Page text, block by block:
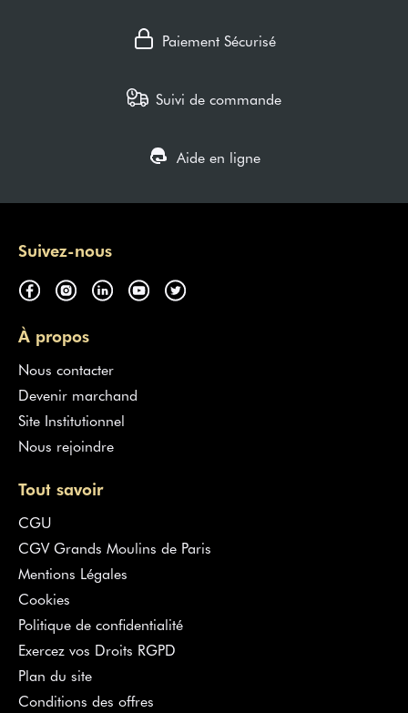
Paiement Sécurisé
Suivi de commande
Aide en ligne
Suivez-nous
À propos
Nous contacter
Devenir marchand
Site Institutionnel
Nous rejoindre
Tout savoir
CGU
CGV Grands Moulins de Paris
Mentions Légales
Cookies
Politique de confidentialité
Exercez vos Droits RGPD
Plan du site
Conditions des offres